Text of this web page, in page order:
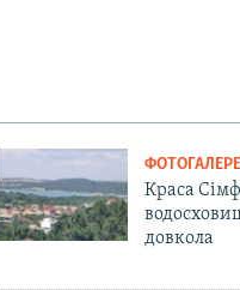
ФОТОГАЛЕРЕЇ
Краса
довкола